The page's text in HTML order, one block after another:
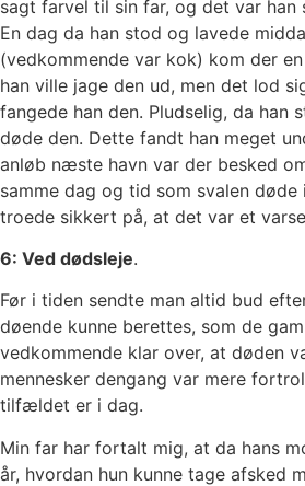
sagt farvel til sin far, og det var
En dag da han stod og lavede
(vedkommende var kok) kom der
han ville jage den ud, men det lod
fangede han den. Pludselig, da han
døde den. Dette fandt han meget
anløb næste havn var der besked
samme dag og tid som svalen døde
troede sikkert på, at det var et
6: Ved dødsleje.
Før i tiden sendte man altid bud
døende kunne berettes, som de
vedkommende klar over, at døden
mennesker dengang var mere
tilfældet er i dag.
Min far har fortalt mig, at da hans
år, hvordan hun kunne tage afsked